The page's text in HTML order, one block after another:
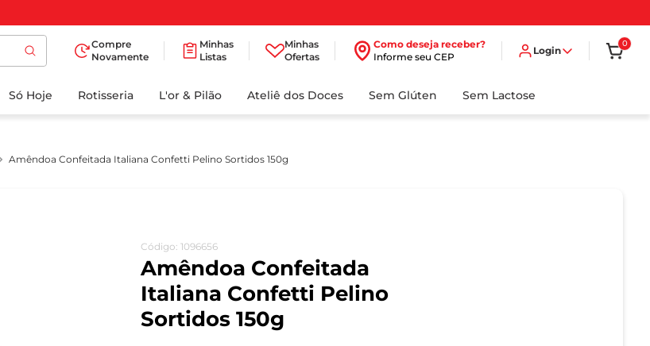
Compre
Novamente
Minhas
Listas
Minhas
Ofertas
Como deseja receber?
Informe seu CEP
Login
0
Só Hoje Rotisseria L'or & Pilão Ateliê dos Doces Sem Glúten Sem Lactose
Amêndoa Confeitada Italiana Confetti Pelino Sortidos 150g
Código: 1096656
Amêndoa Confeitada
Italiana Confetti Pelino
Sortidos 150g
BUSCADOS